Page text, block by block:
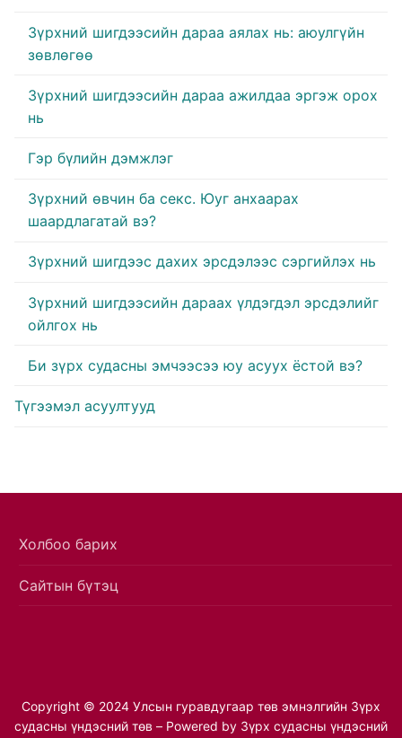
Зүрхний шигдээсийн дараа аялах нь: аюулгүйн
зөвлөгөө
Зүрхний шигдээсийн дараа ажилдаа эргэж орох
нь
Гэр бүлийн дэмжлэг
Зүрхний өвчин ба секс. Юуг анхаарах
шаардлагатай вэ?
Зүрхний шигдээс дахих эрсдэлээс сэргийлэх нь
Зүрхний шигдээсийн дараах үлдэгдэл эрсдэлийг
ойлгох нь
Би зүрх судасны эмчээсээ юу асуух ёстой вэ?
Түгээмэл асуултууд
Холбоо барих
Сайтын бүтэц
Copyright © 2024 Улсын гуравдугаар төв эмнэлгийн Зүрх
судасны үндэсний төв – Powered by Зүрх судасны үндэсний